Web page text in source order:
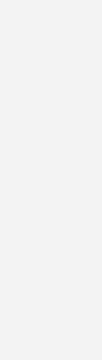
Anlagen vor dem
gehörende Unternehmen
Turbinenbauers
gibt bis Ende 2017 den
stark rückläufigen Geschäft